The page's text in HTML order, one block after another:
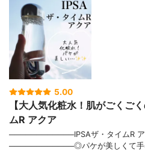
5.00
【大人気化粧水！肌がごくご
ムR アクア
────────────IPSAザ・タイムR ア
────────────◎パケが美しくて手